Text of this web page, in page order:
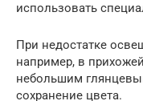
использовать
При недостатке
например, в
небольшим
сохранение цвета.